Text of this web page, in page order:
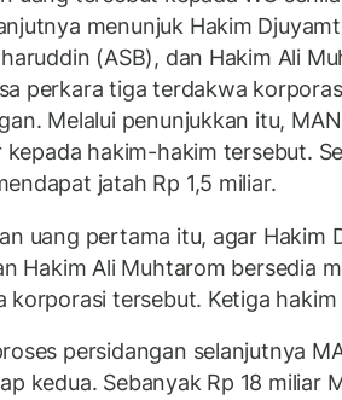
menunjuk Hakim
(ASB), dan Hakim Ali
perkara tiga terdakwa
Melalui penunjukkan itu,
kepada hakim-hakim tersebut.
jatah Rp 1,5 miliar.
uang pertama itu, agar Hakim
Hakim Ali Muhtarom bersedia
korporasi tersebut. Ketiga
persidangan selanjutnya
kedua. Sebanyak Rp 18 miliar